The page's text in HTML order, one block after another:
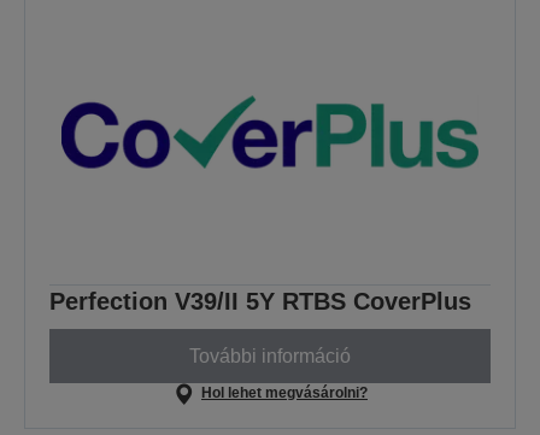
Perfection V39/II 5Y RTBS CoverPlus
További információ
Hol lehet megvásárolni?